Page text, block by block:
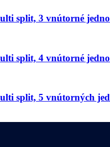
split, 3 vnútorné
split, 4 vnútorné
split, 5 vnútorných